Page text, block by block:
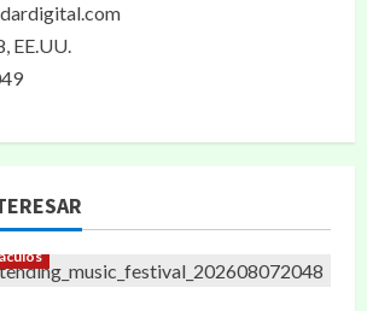
EE.UU.